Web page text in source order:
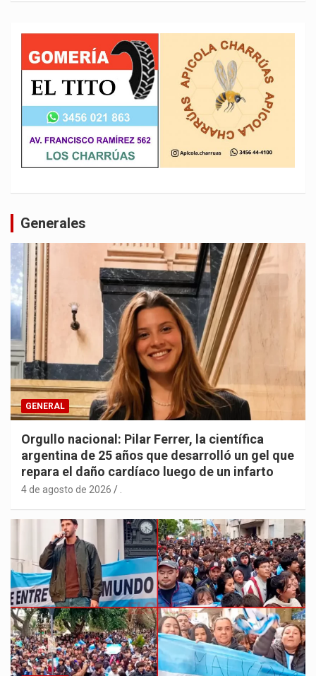
Generales
GENERAL
Orgullo nacional: Pilar Ferrer, la científica
argentina de 25 años que desarrolló un gel que
repara el daño cardíaco luego de un infarto
4 de agosto de 2026